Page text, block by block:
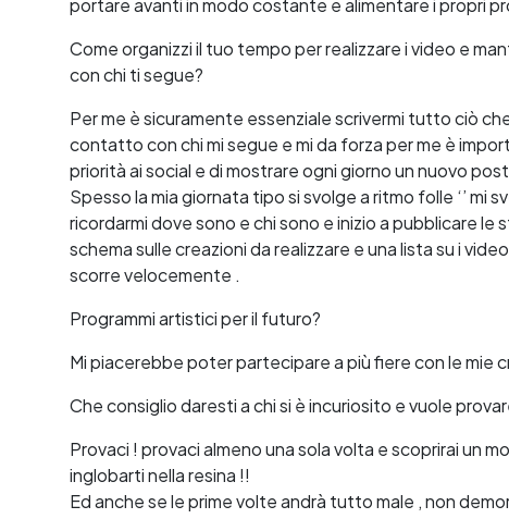
portare avanti in modo costante e alimentare i propri
Come organizzi il tuo tempo per realizzare i video e
con chi ti segue?
Per me è sicuramente essenziale scrivermi tutto ciò
contatto con chi mi segue e mi da forza per me è
priorità ai social e di mostrare ogni giorno un nuovo
Spesso la mia giornata tipo si svolge a ritmo folle ‘’ mi
ricordarmi dove sono e chi sono e inizio a pubblicare le
schema sulle creazioni da realizzare e una lista su i
scorre velocemente .
Programmi artistici per il futuro?
Mi piacerebbe poter partecipare a più fiere con le mie
Che consiglio daresti a chi si è incuriosito e vuole
Provaci ! provaci almeno una sola volta e scoprirai un
inglobarti nella resina !!
Ed anche se le prime volte andrà tutto male , non